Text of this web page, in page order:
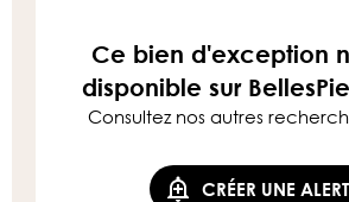
Ce bien d'exception
disponible sur
Consultez nos autres
CRÉER UNE